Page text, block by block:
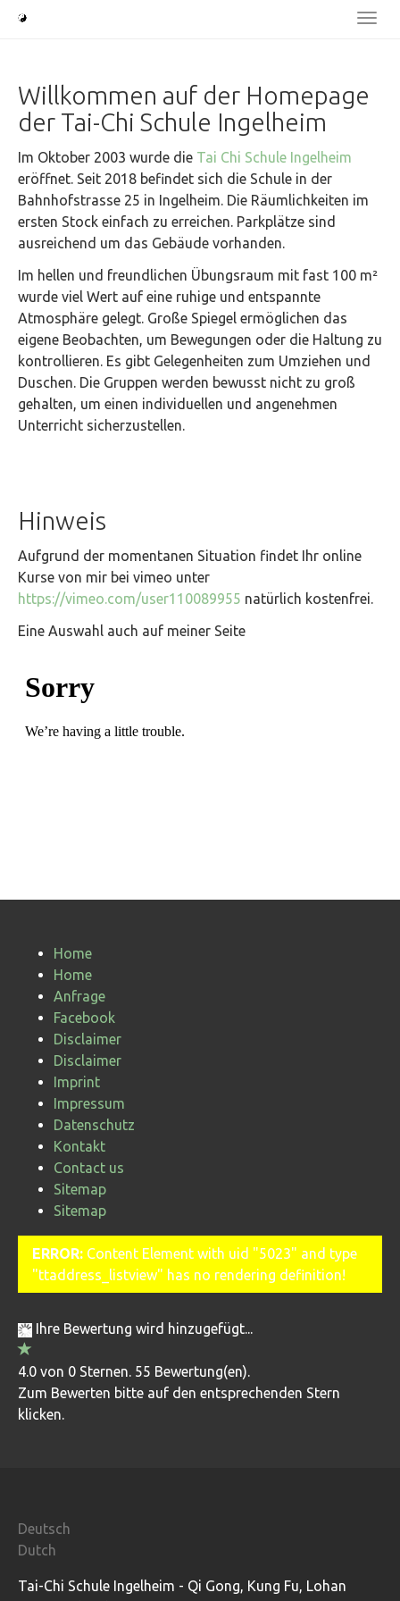
Skip
Willkommen auf der Homepage
der Tai-Chi Schule Ingelheim
Im Oktober 2003 wurde die Tai Chi Schule Ingelheim
eröffnet. Seit 2018 befindet sich die Schule in der
Bahnhofstrasse 25 in Ingelheim. Die Räumlichkeiten im
ersten Stock einfach zu erreichen. Parkplätze sind
ausreichend um das Gebäude vorhanden.
Im hellen und freundlichen Übungsraum mit fast 100 m²
wurde viel Wert auf eine ruhige und entspannte
Atmosphäre gelegt. Große Spiegel ermöglichen das
eigene Beobachten, um Bewegungen oder die Haltung zu
kontrollieren. Es gibt Gelegenheiten zum Umziehen und
Duschen. Die Gruppen werden bewusst nicht zu groß
gehalten, um einen individuellen und angenehmen
Unterricht sicherzustellen.
Hinweis
Aufgrund der momentanen Situation findet Ihr online
Kurse von mir bei vimeo unter
https://vimeo.com/user110089955 natürlich kostenfrei.
Eine Auswahl auch auf meiner Seite
Home
Home
Anfrage
Facebook
Disclaimer
Disclaimer
Imprint
Impressum
Datenschutz
Kontakt
Contact us
Sitemap
Sitemap
ERROR: Content Element with uid "5023" and type
"ttaddress_listview" has no rendering definition!
Ihre Bewertung wird hinzugefügt...
4.0 von 0 Sternen. 55 Bewertung(en).
Zum Bewerten bitte auf den entsprechenden Stern
klicken.
Deutsch
Dutch
Tai-Chi Schule Ingelheim - Qi Gong, Kung Fu, Lohan